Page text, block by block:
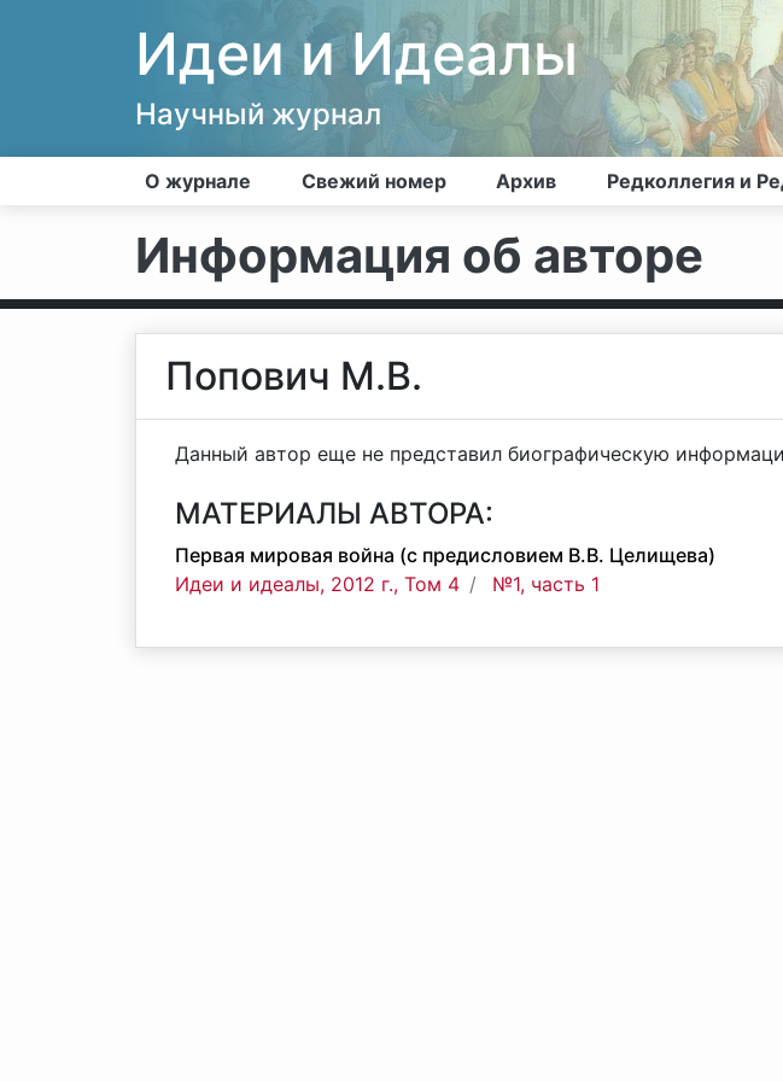
Идеи и Идеалы
Научный журнал
О журнале Свежий номер Архив Редколлегия и
Информация об авторе
Попович М.В.
Данный автор еще не представил биографическую
МАТЕРИАЛЫ АВТОРА:
Первая мировая война (с предисловием В.В. Целищева)
Идеи и идеалы, 2012 г., Том 4
№1, часть 1